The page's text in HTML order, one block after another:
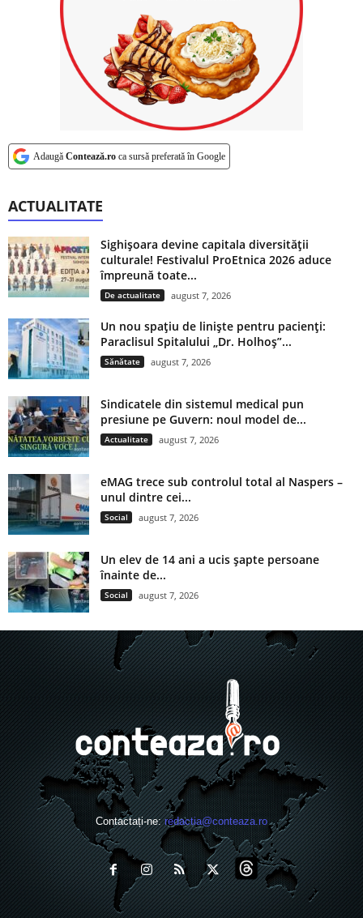
Adaugă Contează.ro ca sursă preferată în Google
ACTUALITATE
Sighișoara devine capitala diversității
culturale! Festivalul ProEtnica 2026 aduce
împreună toate...
De actualitate august 7, 2026
Un nou spațiu de liniște pentru pacienți:
Paraclisul Spitalului „Dr. Holhoș”...
Sănătate august 7, 2026
Sindicatele din sistemul medical pun
presiune pe Guvern: noul model de...
Actualitate august 7, 2026
eMAG trece sub controlul total al Naspers –
unul dintre cei...
Social august 7, 2026
Un elev de 14 ani a ucis șapte persoane
înainte de...
Social august 7, 2026
Contactați-ne:redactia@conteaza.ro